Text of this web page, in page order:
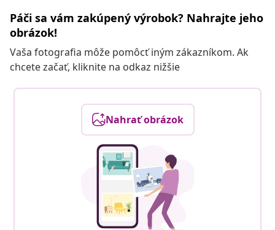
Páči sa vám zakúpený výrobok? Nahrajte jeho
obrázok!
Vaša fotografia môže pomôcť iným zákazníkom. Ak
chcete začať, kliknite na odkaz nižšie
Nahrať obrázok